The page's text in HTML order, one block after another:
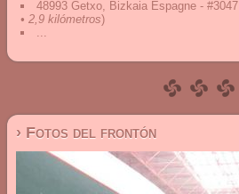
48993 Getxo, Bizkaia Espagne - #3047
• 2,9 kilómetros)
...
› Fotos del frontón